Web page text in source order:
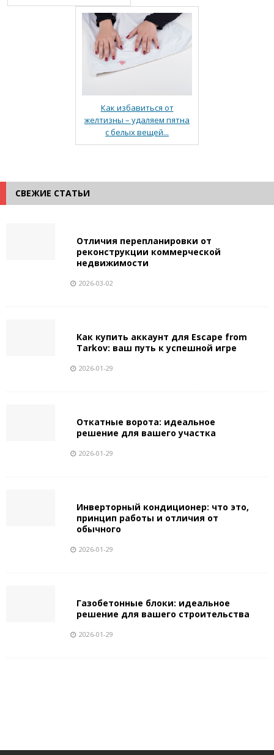
Как избавиться от
желтизны – удаляем пятна
с белых вещей...
СВЕЖИЕ СТАТЬИ
Отличия перепланировки от
реконструкции коммерческой
недвижимости
2026-03-02
Как купить аккаунт для Escape from
Tarkov: ваш путь к успешной игре
2026-01-29
Откатные ворота: идеальное
решение для вашего участка
2026-01-29
Инверторный кондиционер: что это,
принцип работы и отличия от
обычного
2026-01-29
Газобетонные блоки: идеальное
решение для вашего строительства
2026-01-29